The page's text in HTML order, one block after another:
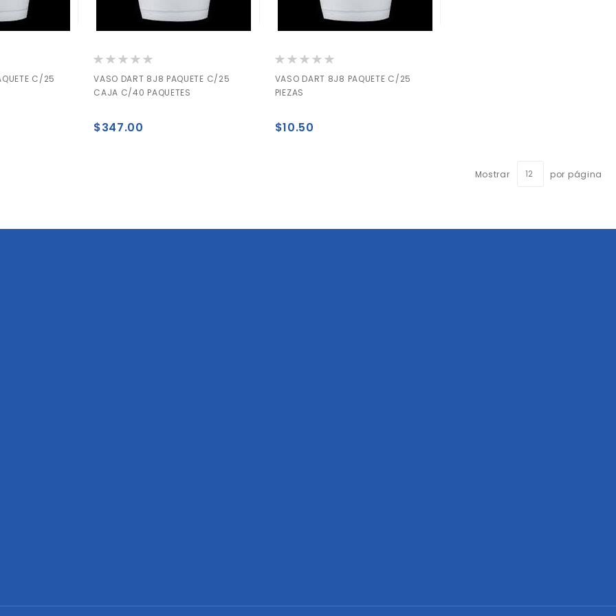
C/25
Valoración:
VASO DART 8J8 PAQUETE C/25
CAJA C/40 PAQUETES
$347.00
Valoración:
VASO DART 8J8 PAQUETE C/25
PIEZAS
$10.50
leyendo página Mostrar por página